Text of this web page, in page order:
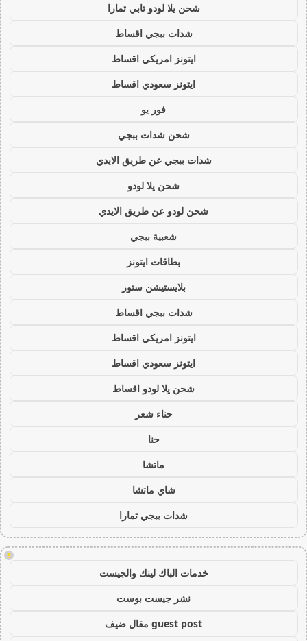
شحن يلا لودو تابي تمارا
شدات ببجي اقساط
ايتونز امريكي اقساط
ايتونز سعودي اقساط
فور يو
شحن شدات ببجي
شدات ببجي عن طريق الايدي
شحن يلا لودو
شحن لودو عن طريق الايدي
شعبية ببجي
بطاقات ايتونز
بلايستيشن ستور
شدات ببجي اقساط
ايتونز امريكي اقساط
ايتونز سعودي اقساط
شحن يلا لودو اقساط
حناء شعر
حنا
ماتشا
شاي ماتشا
شدات ببجي تمارا
!
خدمات الباك لينك والجيست
نشر جيست بوست
guest post مقال ضيف